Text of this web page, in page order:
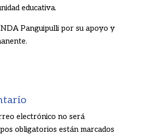
educativa.
Panguipulli por su apoyo y
electrónico no será
obligatorios están marcados